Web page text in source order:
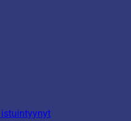
istuintyynyt